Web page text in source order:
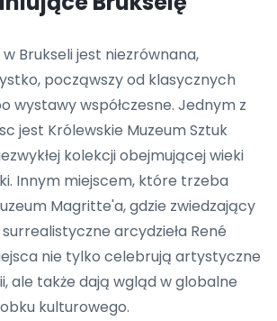
Brukseli jest niezrównana,
począwszy od klasycznych
wystawy współczesne. Jednym z
jest Królewskie Muzeum Sztuk
kolekcji obejmującej wieki
Innym miejscem, które trzeba
Magritte'a, gdzie zwiedzający
arcydzieła René
nie tylko celebrują artystyczne
ale także dają wgląd w globalne
kulturowego.